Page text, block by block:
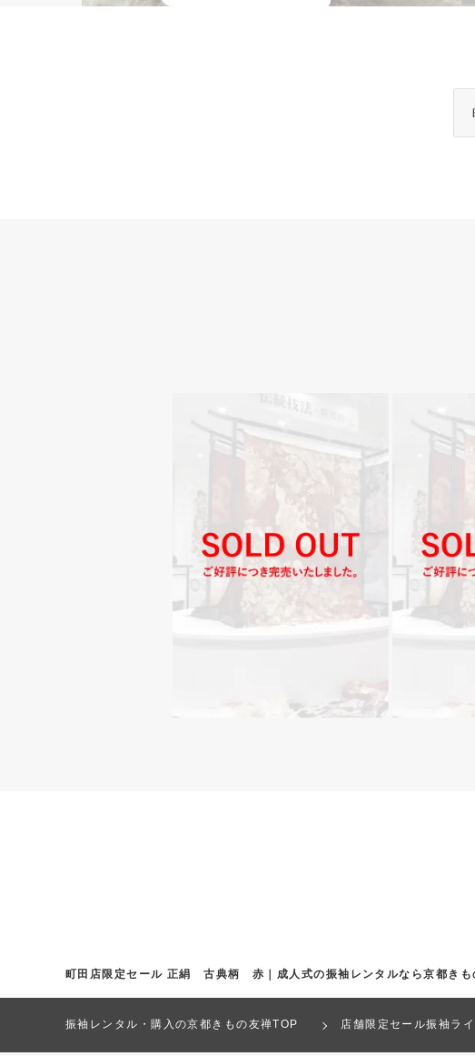
町田店限定セール 正絹 古典柄 赤｜成人式の振袖レンタルなら京都きも
振袖レンタル・購入の京都きもの友禅TOP 店舗限定セール振袖ラ